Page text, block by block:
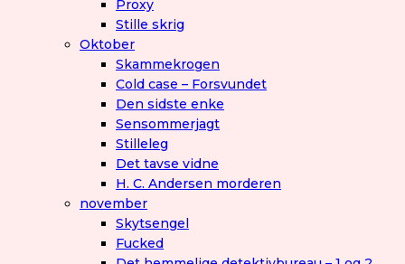
Proxy
Stille skrig
Oktober
Skammekrogen
Cold case – Forsvundet
Den sidste enke
Sensommerjagt
Stilleleg
Det tavse vidne
H. C. Andersen morderen
november
Skytsengel
Fucked